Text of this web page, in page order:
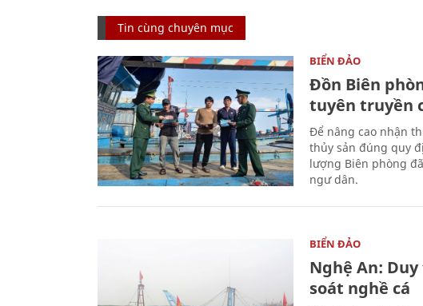
Tin cùng chuyên mục
BIỂN ĐẢO
Đồn Biên
tuyên truyền
Để nâng cao nhận
thủy sản đúng quy
lượng Biên phòng
ngư dân.
BIỂN ĐẢO
Nghệ An:
soát nghề cá